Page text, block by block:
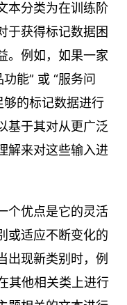
本分类为在训练阶
于获得标记数据困
。例如，如果一家
能” 或 “服务问
够的标记数据进行
基于其对从更广泛
解来对这些输入进
个优点是它的灵活
或适应不断变化的
出现新类别时，例
其他相关类上进行